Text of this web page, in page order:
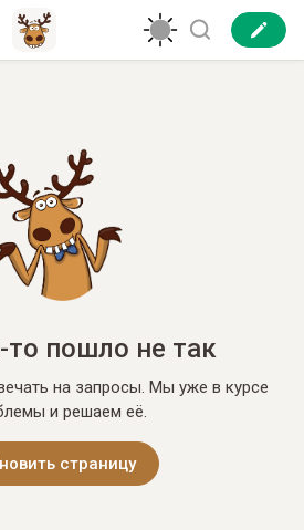
то пошло не так
на запросы. Мы уже в курсе
и решаем её.
страницу